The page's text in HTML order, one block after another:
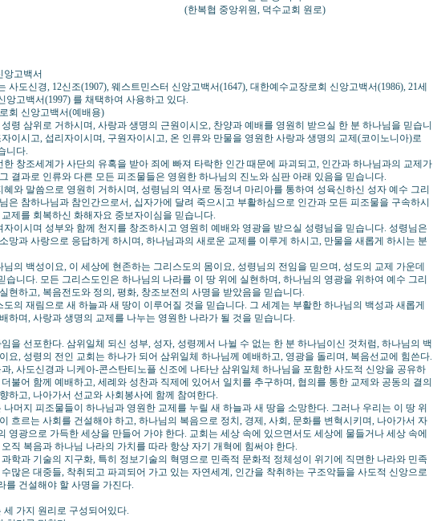
중앙위원, 덕수교회 원로)
앙고백서
사도신경, 12신조(1907), 웨스트민스터 신앙고백서(1647), 대한예수교장로회 신앙고백서(1986), 21세
앙고백서(1997) 를 채택하여 사용하고 있다.
회 신앙고백서(예배용)
령 삼위로 거하시며, 사랑과 생명의 근원이시오, 찬양과 예배를 영원히 받으실 한 분 하나님을 믿습니
이시고, 섭리자이시며, 구원자이시고, 온 인류와 만물을 영원한 사랑과 생명의 교제(코이노니아)로
니다.
한 창조세계가 사단의 유혹을 받아 죄에 빠져 타락한 인간 때문에 파괴되고, 인간과 하나님과의 교제가
결과로 인류와 다른 모든 피조물들은 영원한 하나님의 진노와 심판 아래 있음을 믿습니다.
혜와 말씀으로 영원히 거하시며, 성령님의 역사로 동정녀 마리아를 통하여 성육신하신 성자 예수 그리
은 참하나님과 참인간으로서, 십자가에 달려 죽으시고 부활하심으로 인간과 모든 피조물을 구속하시
제를 회복하신 화해자요 중보자이심을 믿습니다.
자이시며 성부와 함께 천지를 창조하시고 영원히 예배와 영광을 받으실 성령님을 믿습니다. 성령님은
망과 사랑으로 응답하게 하시며, 하나님과의 새로운 교제를 이루게 하시고, 만물을 새롭게 하시는 분
님의 백성이요, 이 세상에 현존하는 그리스도의 몸이요, 성령님의 전임을 믿으며, 성도의 교제 가운데
습니다. 모든 그리스도인은 하나님의 나라를 이 땅 위에 실현하며, 하나님의 영광을 위하여 예수 그리
현하고, 복음전도와 정의, 평화, 창조보전의 사명을 받았음을 믿습니다.
도의 재림으로 새 하늘과 새 땅이 이루어질 것을 믿습니다. 그 세계는 부활한 하나님의 백성과 새롭게
하며, 사랑과 생명의 교제를 나누는 영원한 나라가 될 것을 믿습니다.
을 선포한다. 삼위일체 되신 성부, 성자, 성령께서 나뉠 수 없는 한 분 하나님이신 것처럼, 하나님의 백
요, 성령의 전인 교회는 하나가 되어 삼위일체 하나님께 예배하고, 영광을 돌리며, 복음선교에 힘쓴다.
, 사도신경과 니케아-콘스탄티노플 신조에 나타난 삼위일체 하나님을 포함한 사도적 신앙을 공유하
불어 함께 예배하고, 세례와 성찬과 직제에 있어서 일치를 추구하며, 협의를 통한 교제와 공동의 결의
하고, 나아가서 선교와 사회봉사에 함께 참여한다.
나머지 피조물들이 하나님과 영원한 교제를 누릴 새 하늘과 새 땅을 소망한다. 그러나 우리는 이 땅 위
흐르는 사회를 건설해야 하고, 하나님의 복음으로 정치, 경제, 사회, 문화를 변혁시키며, 나아가서 자
영광으로 가득한 세상을 만들어 가야 한다. 교회는 세상 속에 있으면서도 세상에 물들거나 세상 속에
직 복음과 하나님 나라의 가치를 따라 항상 자기 개혁에 힘써야 한다.
학과 기술의 지구화, 특히 정보기술의 혁명으로 민족적 문화적 정체성이 위기에 직면한 나라와 민족
많은 대중들, 착취되고 파괴되어 가고 있는 자연세계, 인간을 착취하는 구조악들을 사도적 신앙으로
를 건설해야 할 사명을 가진다.
세 가지 원리로 구성되어있다.